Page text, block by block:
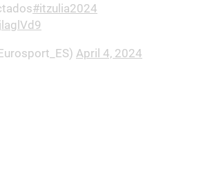
#itzulia2024
April 4, 2024